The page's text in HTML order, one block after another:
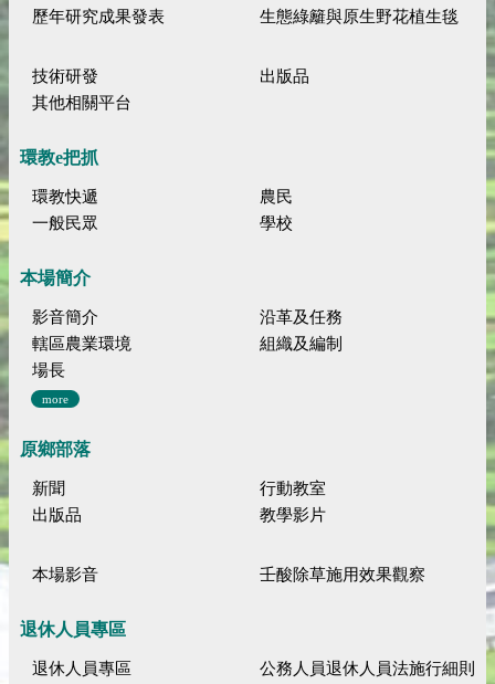
歷年研究成果發表
生態綠籬與原生野花植生毯
技術研發
出版品
其他相關平台
環教e把抓
環教快遞
農民
一般民眾
學校
本場簡介
影音簡介
沿革及任務
轄區農業環境
組織及編制
場長
more
原鄉部落
新聞
行動教室
出版品
教學影片
本場影音 壬酸除草施用效果觀察
退休人員專區
退休人員專區
公務人員退休人員法施行細則